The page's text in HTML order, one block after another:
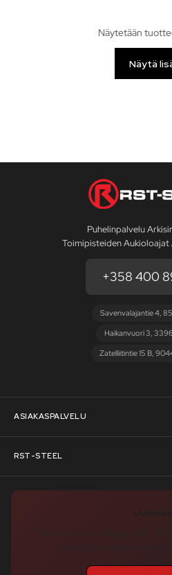
Näytetään
Näytä
Puhelinpalvelu
Toimipisteiden
+358 400
Savenvalajantie 4,
Haikanvuori 3,
Zatelliitintie 15 B,
ASIAKASPALVELU
Asiakaspalvelu
Pyydä tarjous
RST-STEEL
RST-Steelin tarina
Tukku-asiakkaaksi